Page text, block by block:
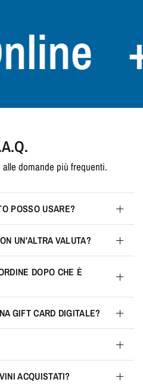
domande più frequenti.
POSSO USARE?
UN'ALTRA VALUTA?
DOPO CHE È
GIFT CARD DIGITALE?
ACQUISTATI?